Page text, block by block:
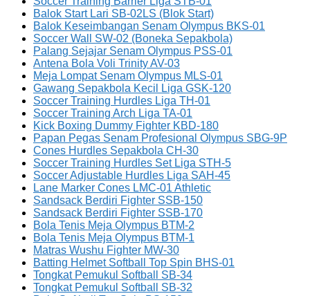
Balok Start Lari SB-02LS (Blok Start)
Balok Keseimbangan Senam Olympus BKS-01
Soccer Wall SW-02 (Boneka Sepakbola)
Palang Sejajar Senam Olympus PSS-01
Antena Bola Voli Trinity AV-03
Meja Lompat Senam Olympus MLS-01
Gawang Sepakbola Kecil Liga GSK-120
Soccer Training Hurdles Liga TH-01
Soccer Training Arch Liga TA-01
Kick Boxing Dummy Fighter KBD-180
Papan Pegas Senam Profesional Olympus SBG-9P
Cones Hurdles Sepakbola CH-30
Soccer Training Hurdles Set Liga STH-5
Soccer Adjustable Hurdles Liga SAH-45
Lane Marker Cones LMC-01 Athletic
Sandsack Berdiri Fighter SSB-150
Sandsack Berdiri Fighter SSB-170
Bola Tenis Meja Olympus BTM-2
Bola Tenis Meja Olympus BTM-1
Matras Wushu Fighter MW-30
Batting Helmet Softball Top Spin BHS-01
Tongkat Pemukul Softball SB-34
Tongkat Pemukul Softball SB-32